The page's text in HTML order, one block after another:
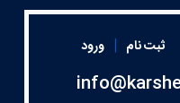
ثبت نام | ورود